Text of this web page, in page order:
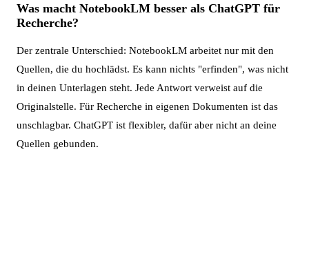
Was macht NotebookLM besser als ChatGPT für
Recherche?
Der zentrale Unterschied: NotebookLM arbeitet nur mit den
Quellen, die du hochlädst. Es kann nichts "erfinden", was nicht
in deinen Unterlagen steht. Jede Antwort verweist auf die
Originalstelle. Für Recherche in eigenen Dokumenten ist das
unschlagbar. ChatGPT ist flexibler, dafür aber nicht an deine
Quellen gebunden.